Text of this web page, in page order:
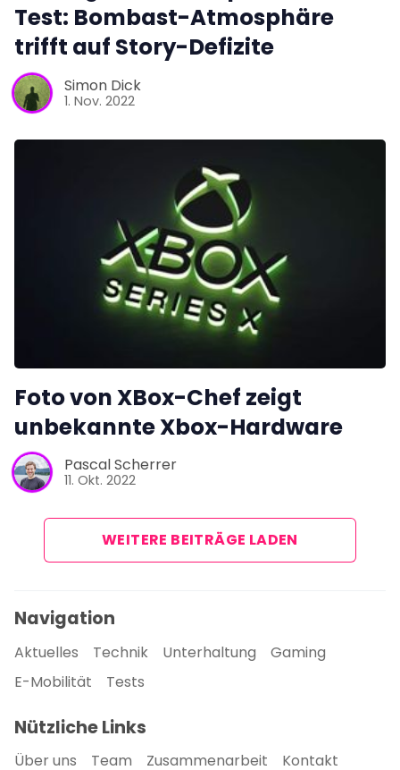
Test: Bombast-Atmosphäre
trifft auf Story-Defizite
Simon Dick
1. Nov. 2022
Foto von XBox-Chef zeigt
unbekannte Xbox-Hardware
Pascal Scherrer
11. Okt. 2022
WEITERE BEITRÄGE LADEN
Navigation
Aktuelles Technik Unterhaltung
Gaming
E-Mobilität
Tests
Nützliche Links
Über uns Team Zusammenarbeit Kontakt